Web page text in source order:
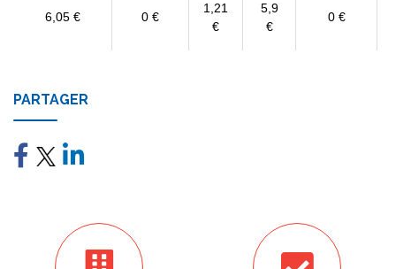
6,05 € 0 €
1,21
€
5,9
€
0 €
PARTAGER